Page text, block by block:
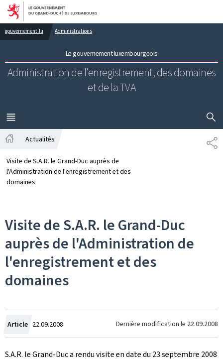
Aller au menu principal
Aller au contenu
gouvernement.lu Administrations
Le gouvernement luxembourgeois
Administration de l'enregistrement,des domaines
et de la TVA
MENU
PRINCIPAL
Actualités
Visite de S.A.R. le Grand-Duc auprès de
l'Administration de l'enregistrement et des
domaines
Visite de S.A.R. le Grand-Duc
auprès de l'Administration de
l'enregistrement et des
domaines
Article Crée
le
22.09.2008 Dernière modification le 22.09.2008
S.A.R. le Grand-Duc a rendu visite en date du 23 septembre 2008